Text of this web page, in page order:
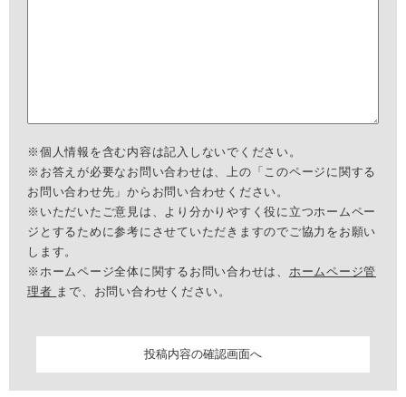
※個人情報を含む内容は記入しないでください。
※お答えが必要なお問い合わせは、上の「このページに関する
お問い合わせ先」からお問い合わせください。
※いただいたご意見は、より分かりやすく役に立つホームペー
ジとするために参考にさせていただきますのでご協力をお願い
します。
※ホームページ全体に関するお問い合わせは、 ホームページ管
理者 まで、お問い合わせください。